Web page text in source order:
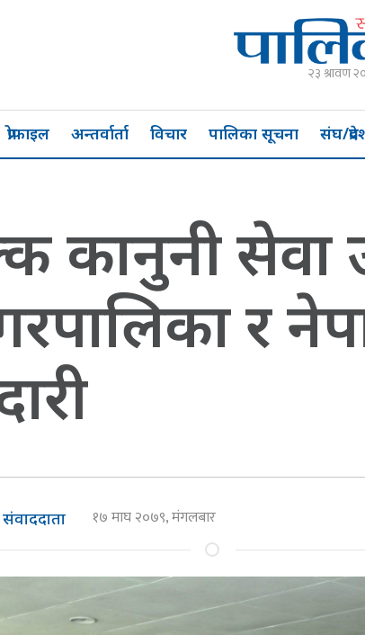
२३ श्रावण
प्रोफाइल अन्तर्वार्ता विचार पालिका सूचना संघ/
कानुनी सेवा
र
१७ माघ २०७९, मंगलबार